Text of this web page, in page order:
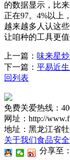
的数据显示，比
正在97。4%以上
越来越多人认这
让咱种的工具更
上一篇： 味来星
下一篇： 平易近
回列表
免费关爱热线：
网址：http://
地址：黑龙江省
关于我们食品安
分享至：